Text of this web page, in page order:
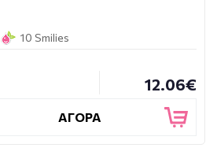
10 Smilies
12.06€
ΑΓΟΡΑ